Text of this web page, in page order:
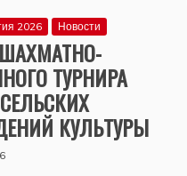
2026 Новости
ТУРНИРА
КУЛЬТУРЫ